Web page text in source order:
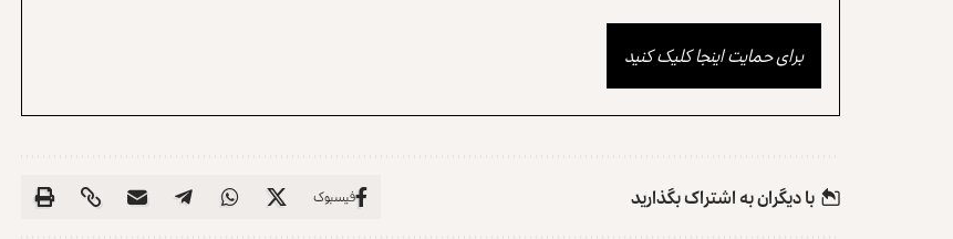
برای حمایت اینجا کلیک کنید
با دیگران به‌‌ اشتراک بگذارید فیسبوک